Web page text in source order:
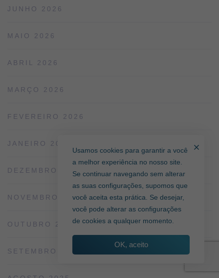
JUNHO 2026
MAIO 2026
ABRIL 2026
MARÇO 2026
FEVEREIRO 2026
JANEIRO 2026
DEZEMBRO 2025
NOVEMBRO 2025
OUTUBRO 2025
SETEMBRO 2025
Usamos cookies para garantir a você
a melhor experiência no nosso site.
Se continuar navegando sem alterar
as suas configurações, supomos que
você aceita esta prática. Se desejar,
você pode alterar as configurações
de cookies a qualquer momento.
OK, aceito